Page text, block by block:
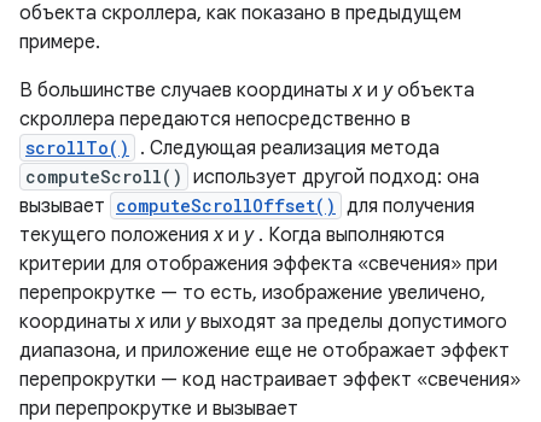
объекта скроллера, как показано в предыдущем
примере.
В большинстве случаев координатыx и yобъекта
скроллера передаются непосредственно в
scrollTo() . Следующая реализация метода
computeScroll() использует другой подход: она
вызывает computeScrollOffset() для получения
текущего положенияx и y. Когда выполняются
критерии для отображения эффекта «свечения» при
перепрокрутке — то есть, изображение увеличено,
координатыx или yвыходят за пределы допустимого
диапазона, и приложение еще не отображает эффект
перепрокрутки — код настраивает эффект «свечения»
при перепрокрутке и вызывает